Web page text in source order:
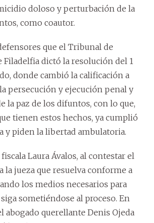
doloso y perturbación de la
como coautor.
que el Tribunal de
Filadelfia dictó la resolución del 1
donde cambió la calificación a
persecución y ejecución penal y
la paz de los difuntos, con lo que,
tienen estos hechos, ya cumplió
y piden la libertad ambulatoria.
Laura Ávalos, al contestar el
la jueza que resuelva conforme a
los medios necesarios para
sometiéndose al proceso. En
abogado querellante Denis Ojeda